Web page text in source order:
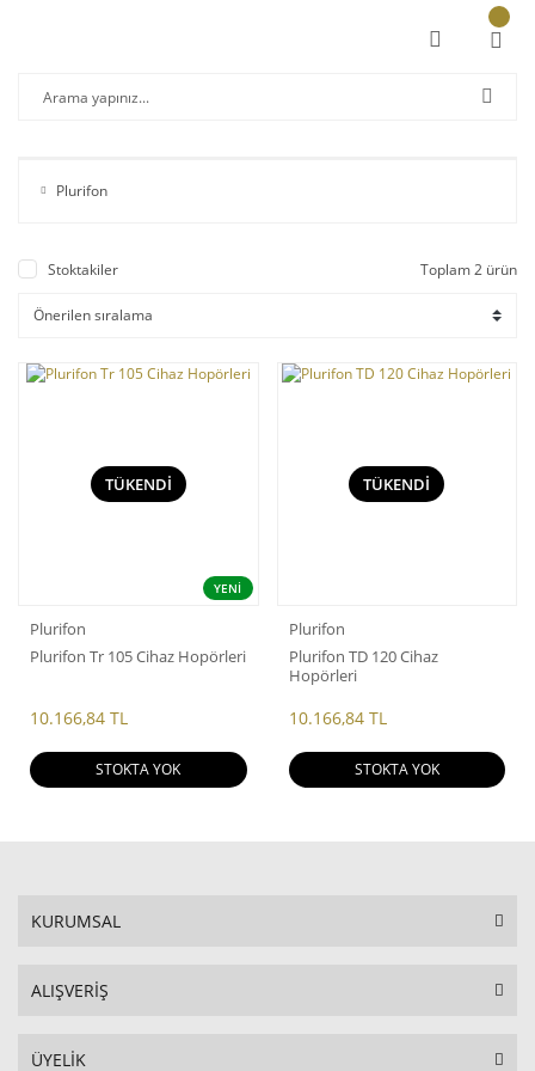
Plurifon
Stoktakiler Toplam 2 ürün
YENİ
TÜKENDİ
Plurifon
Plurifon Tr 105 Cihaz Hopörleri
10.166,84 TL
STOKTA YOK
TÜKENDİ
Plurifon
Plurifon TD 120 Cihaz
Hopörleri
10.166,84 TL
STOKTA YOK
KURUMSAL
ALIŞVERİŞ
ÜYELİK